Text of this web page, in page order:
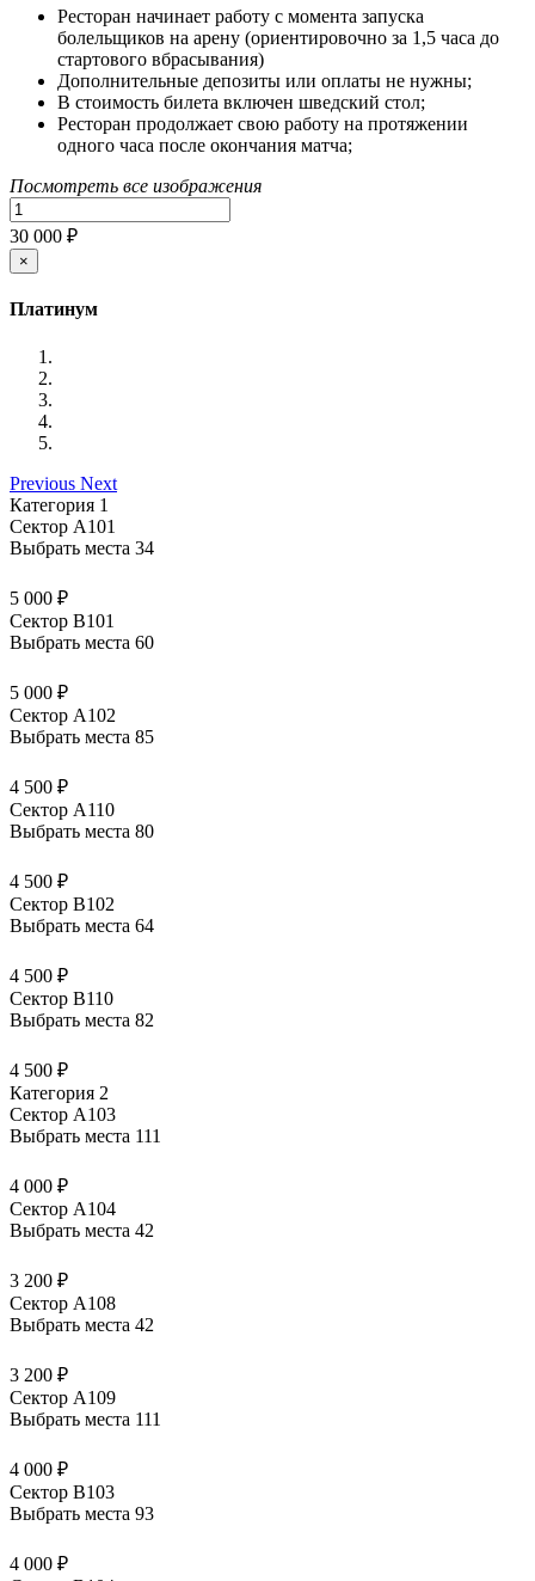
Ресторан начинает работу с момента запуска
болельщиков на арену (ориентировочно за 1,5 часа до
стартового вбрасывания)
Дополнительные депозиты или оплаты не нужны;
В стоимость билета включен шведский стол;
Ресторан продолжает свою работу на протяжении
одного часа после окончания матча;
Посмотреть все изображения
30 000 ₽
×
Платинум
Previous Next
Категория 1
Сектор А101
Выбрать места 34
5 000 ₽
Сектор В101
Выбрать места 60
5 000 ₽
Сектор А102
Выбрать места 85
4 500 ₽
Сектор А110
Выбрать места 80
4 500 ₽
Сектор В102
Выбрать места 64
4 500 ₽
Сектор В110
Выбрать места 82
4 500 ₽
Категория 2
Сектор А103
Выбрать места 111
4 000 ₽
Сектор А104
Выбрать места 42
3 200 ₽
Сектор А108
Выбрать места 42
3 200 ₽
Сектор А109
Выбрать места 111
4 000 ₽
Сектор В103
Выбрать места 93
4 000 ₽